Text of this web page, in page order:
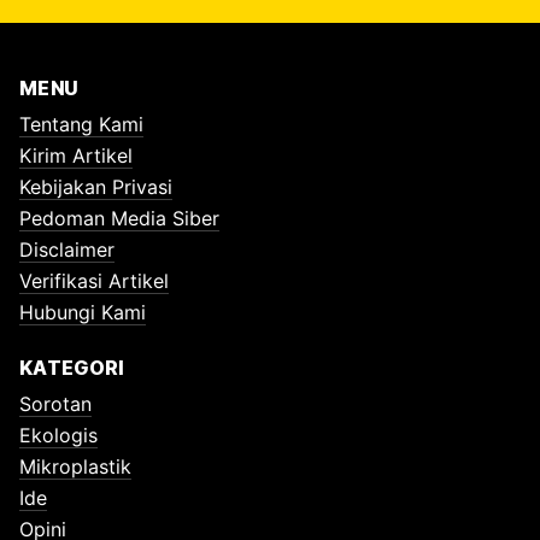
MENU
Tentang Kami
Kirim Artikel
Kebijakan Privasi
Pedoman Media Siber
Disclaimer
Verifikasi Artikel
Hubungi Kami
KATEGORI
Sorotan
Ekologis
Mikroplastik
Ide
Opini